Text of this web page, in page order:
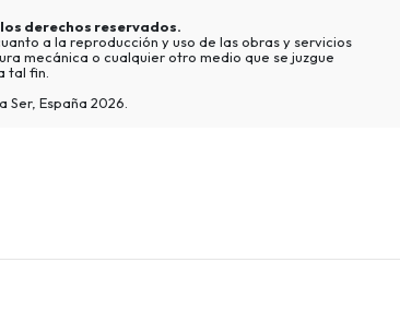
derechos reservados.
a la reproducción y uso de las obras y servicios
mecánica o cualquier otro medio que se juzgue
tal fin.
Ser, España 2026.